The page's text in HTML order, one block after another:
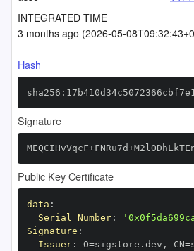
INTEGRATED TIME
3 months ago (2026-05-
Hash
Signature
Public Key Certificate
data :
Serial Number:
Signature :
Issuer: O=sigstore.dev ,